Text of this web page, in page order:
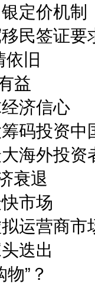
定价机制
民签证要
依旧
益
济信心
码投资中
海外投资
衰退
市场
运营商市
迭出
”？